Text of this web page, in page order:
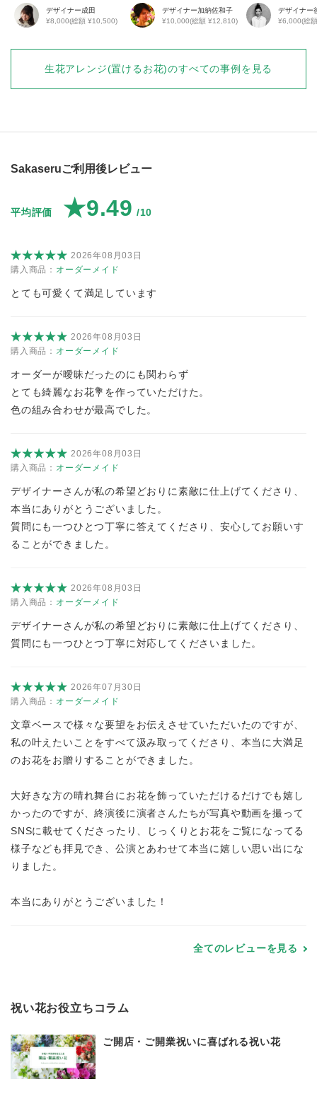
レンジ
デザイナー成田
¥8,000(総額 ¥10,500)
デザイナー加納佐和子
¥10,000(総額 ¥12,810)
花アレンジデザイナー
¥6,000(総
生花アレンジ(置けるお花)のすべての事例を見る
Sakaseruご利用後レビュー
平均評価 ★9.49 /10
2026年08月03日
購入商品： オーダーメイド
とても可愛くて満足しています
2026年08月03日
購入商品： オーダーメイド
オーダーが曖昧だったのにも関わらず
とても綺麗なお花💐を作っていただけた。
色の組み合わせが最高でした。
2026年08月03日
購入商品： オーダーメイド
デザイナーさんが私の希望どおりに素敵に仕上げてくださり、
本当にありがとうございました。
質問にも一つひとつ丁寧に答えてくださり、安心してお願いす
ることができました。
2026年08月03日
購入商品： オーダーメイド
デザイナーさんが私の希望どおりに素敵に仕上げてくださり、
質問にも一つひとつ丁寧に対応してくださいました。
2026年07月30日
購入商品： オーダーメイド
文章ベースで様々な要望をお伝えさせていただいたのですが、
私の叶えたいことをすべて汲み取ってくださり、本当に大満足
のお花をお贈りすることができました。
大好きな方の晴れ舞台にお花を飾っていただけるだけでも嬉し
かったのですが、終演後に演者さんたちが写真や動画を撮って
SNSに載せてくださったり、じっくりとお花をご覧になってる
様子なども拝見でき、公演とあわせて本当に嬉しい思い出にな
りました。
本当にありがとうございました！
全てのレビューを見る
祝い花お役立ちコラム
ご開店・ご開業祝いに喜ばれる祝い花